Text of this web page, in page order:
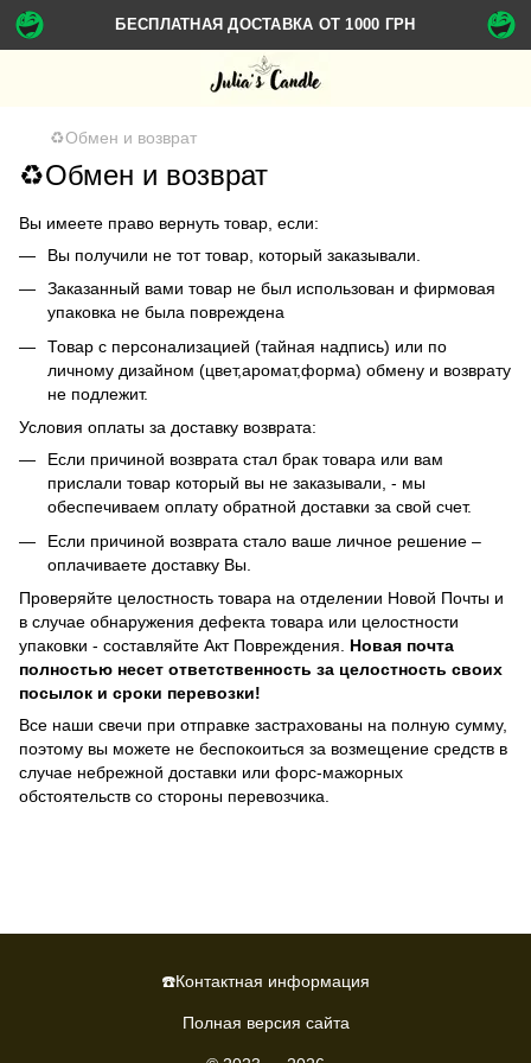
БЕСПЛАТНАЯ ДОСТАВКА ОТ 1000 ГРН
♻️Обмен и возврат
♻️Обмен и возврат
Вы имеете право вернуть товар, если:
Вы получили не тот товар, который заказывали.
Заказанный вами товар не был использован и фирмовая
упаковка не была повреждена
Товар с персонализацией (тайная надпись) или по
личному дизайном (цвет,аромат,форма) обмену и возврату
не подлежит.
Условия оплаты за доставку возврата:
Если причиной возврата стал брак товара или вам
прислали товар который вы не заказывали, - мы
обеспечиваем оплату обратной доставки за свой счет.
Если причиной возврата стало ваше личное решение –
оплачиваете доставку Вы.
Проверяйте целостность товара на отделении Новой Почты и
в случае обнаружения дефекта товара или целостности
упаковки - составляйте Акт Повреждения. Новая почта
полностью несет ответственность за целостность своих
посылок и сроки перевозки!
Все наши свечи при отправке застрахованы на полную сумму,
поэтому вы можете не беспокоиться за возмещение средств в
случае небрежной доставки или форс-мажорных
обстоятельств со стороны перевозчика.
☎️Контактная информация
Полная версия сайта